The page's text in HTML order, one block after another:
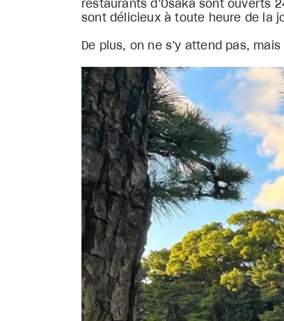
restaurants d’Osaka sont ouverts
sont délicieux à toute heure de la
De plus, on ne s’y attend pas,